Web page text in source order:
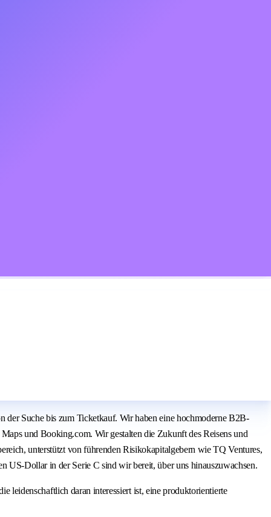
Suche bis zum Ticketkauf. Wir haben eine hochmoderne B2B-
und Booking.com. Wir gestalten die Zukunft des Reisens und
unterstützt von führenden Risikokapitalgebern wie TQ Ventures,
Dollar in der Serie C sind wir bereit, über uns hinauszuwachsen.
leidenschaftlich daran interessiert ist, eine produktorientierte